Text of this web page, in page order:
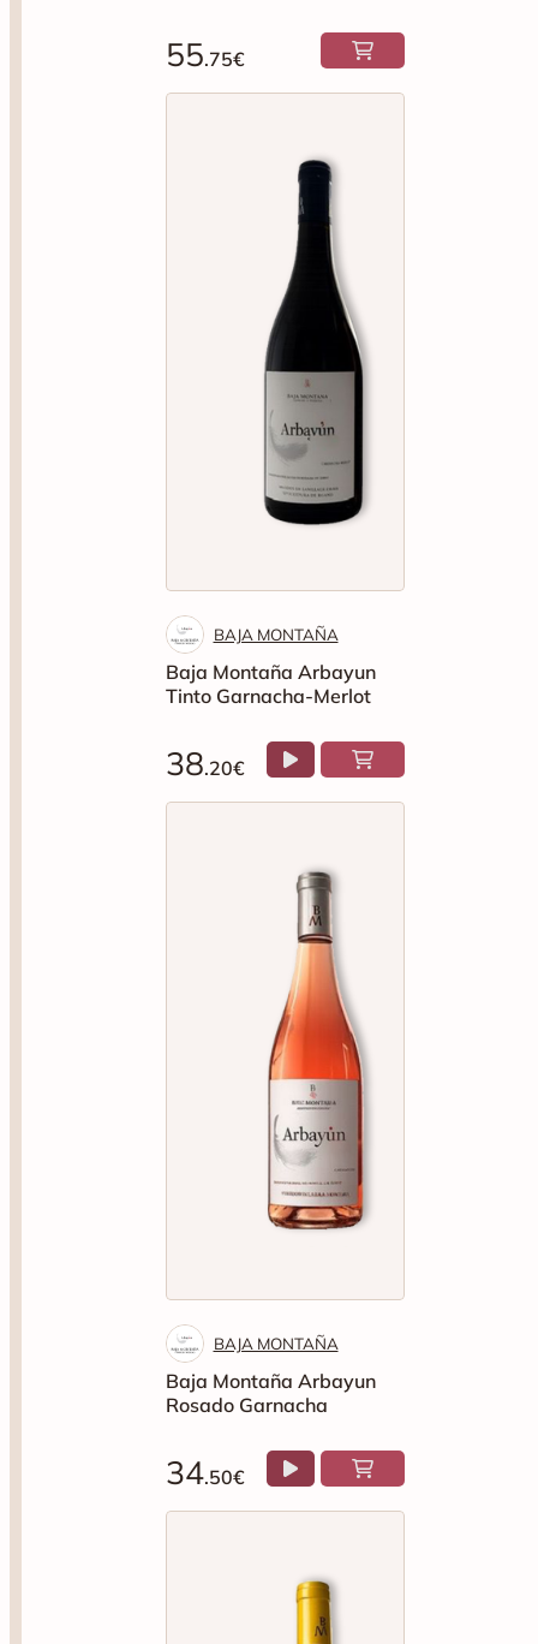
55.75€
BAJA MONTAÑA
Baja Montaña Arbayun
Tinto Garnacha-Merlot
38.20€
BAJA MONTAÑA
Baja Montaña Arbayun
Rosado Garnacha
34.50€